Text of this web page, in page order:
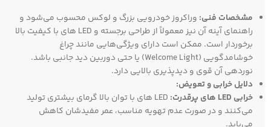
مشخصات فنی: وراکروز خودرویی بزرگ و لوکس محسوب می‌شود و
راهنمای آینه آن نیز معمولاً از طراحی برجسته و LED های با کیفیت بالا
برخوردار است. ممکن است دارای ویژگی‌هایی مانند چراغ
خوشامدگویی (Welcome Light) یا حتی دوربین دید جانبی باشد.
نوردهی آن قوی و دیدپذیری بالایی دارد.
دلایل خرابی و تعویض:
خرابی LED های پرقدرت:
LED های با توان بالا گرمای بیشتری تولید
می‌کنند و در صورت عدم تهویه مناسب، عمر مفیدشان کاهش